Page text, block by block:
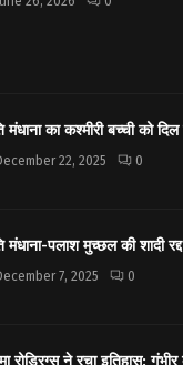
मंधाना का कश्मीरी बच्ची को
22, 2025 0
मंधाना-पलाश मुच्छल की शादी रद्द
7, 2025 0